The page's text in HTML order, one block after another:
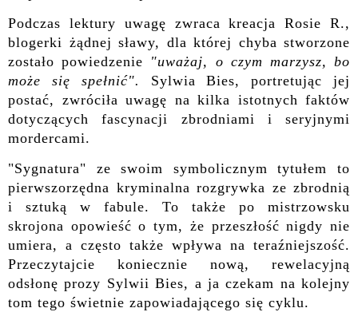
Podczas lektury uwagę zwraca kreacja Rosie R.,
blogerki żądnej sławy, dla której chyba stworzone
zostało powiedzenie "uważaj, o czym marzysz, bo
może się spełnić".
Sylwia Bies, portretując jej
postać, zwróciła uwagę na kilka istotnych faktów
dotyczących fascynacji zbrodniami i seryjnymi
mordercami.
"Sygnatura" ze swoim symbolicznym tytułem to
pierwszorzędna kryminalna rozgrywka ze zbrodnią
i sztuką w fabule. To także po mistrzowsku
skrojona opowieść o tym, że przeszłość nigdy nie
umiera, a często także wpływa na teraźniejszość.
Przeczytajcie koniecznie nową, rewelacyjną
odsłonę prozy Sylwii Bies, a ja czekam na kolejny
tom tego świetnie zapowiadającego się cyklu.